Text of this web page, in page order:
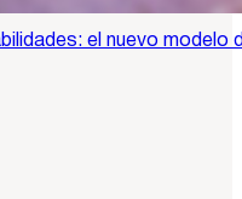
el nuevo modelo